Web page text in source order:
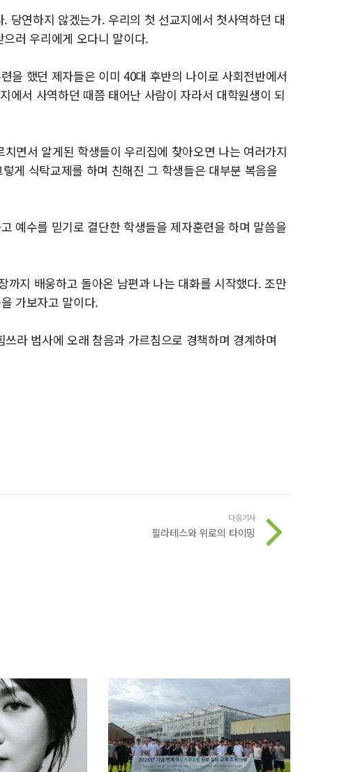
당연하지 않겠는가. 우리의 첫 선교지에서 첫사역하던 대
러 우리에게 오다니 말이다.
을 했던 제자들은 이미 40대 후반의 나이로 사회전반에서
에서 사역하던 때쯤 태어난 사람이 자라서 대학원생이 되
면서 알게된 학생들이 우리집에 찾아오면 나는 여러가지
게 식탁교제를 하며 친해진 그 학생들은 대부분 복음을
예수를 믿기로 결단한 학생들을 제자훈련을 하며 말씀을
지 배웅하고 돌아온 남편과 나는 대화를 시작했다. 조만
가보자고 말이다.
라 범사에 오래 참음과 가르침으로 경책하며 경계하며
다음기사
필라테스와 위로의 타이밍